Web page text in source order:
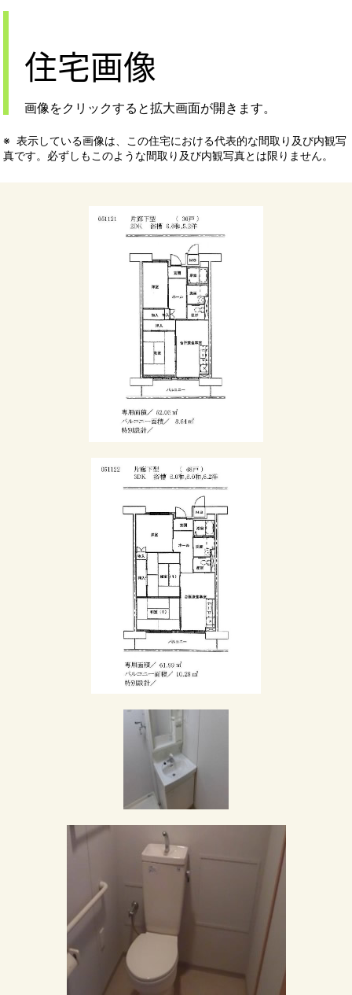
住宅画像
画像をクリックすると拡大画面が開きます。
表示している画像は、この住宅における代表的な間取り及び内観写
真です。必ずしもこのような間取り及び内観写真とは限りません。